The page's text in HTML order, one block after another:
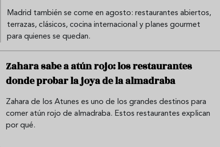
Madrid también se come en agosto: restaurantes abiertos,
terrazas, clásicos, cocina internacional y planes gourmet
para quienes se quedan.
Zahara sabe a atún rojo: los restaurantes
donde probar la joya de la almadraba
Zahara de los Atunes es uno de los grandes destinos para
comer atún rojo de almadraba. Estos restaurantes explican
por qué.